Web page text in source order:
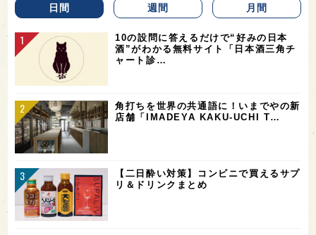
日間 週間 月間
10の設問に答えるだけで“好みの日本
酒”がわかる無料サイト「日本酒三角チ
ャート診…
角打ちを世界の共通語に！いまでやの新
店舗「IMADEYA KAKU-UCHI T…
【二日酔い対策】コンビニで買えるサプ
リ＆ドリンクまとめ